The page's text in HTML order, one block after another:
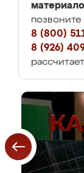
8 (800)
8 (926)